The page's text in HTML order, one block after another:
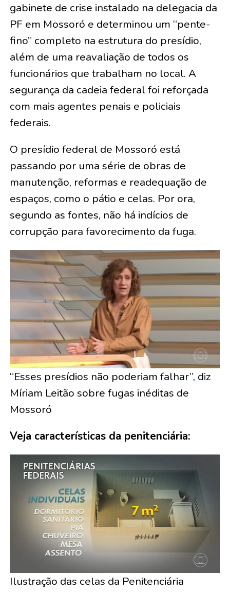
gabinete de crise instalado na delegacia da
PF em Mossoró e determinou um “pente-
fino” completo na estrutura do presídio,
além de uma reavaliação de todos os
funcionários que trabalham no local. A
segurança da cadeia federal foi reforçada
com mais agentes penais e policiais
federais.
O presídio federal de Mossoró está
passando por uma série de obras de
manutenção, reformas e readequação de
espaços, como o pátio e celas. Por ora,
segundo as fontes, não há indícios de
corrupção para favorecimento da fuga.
“Esses presídios não poderiam falhar”, diz
Míriam Leitão sobre fugas inéditas de
Mossoró
Veja características da penitenciária:
Ilustração das celas da Penitenciária